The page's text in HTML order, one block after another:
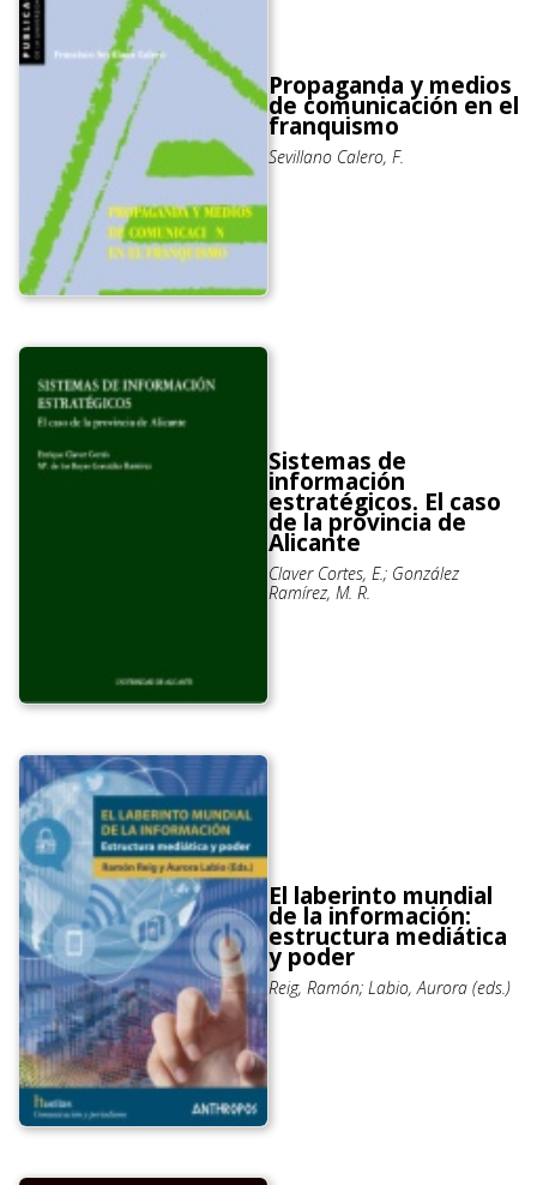
Propaganda y medios
de comunicación en el
franquismo
Sevillano Calero, F.
Sistemas de
información
estratégicos. El caso
de la provincia de
Alicante
Claver Cortes, E.; González
Ramírez, M. R.
El laberinto mundial
de la información:
estructura mediática
y poder
Reig, Ramón; Labio, Aurora (eds.)